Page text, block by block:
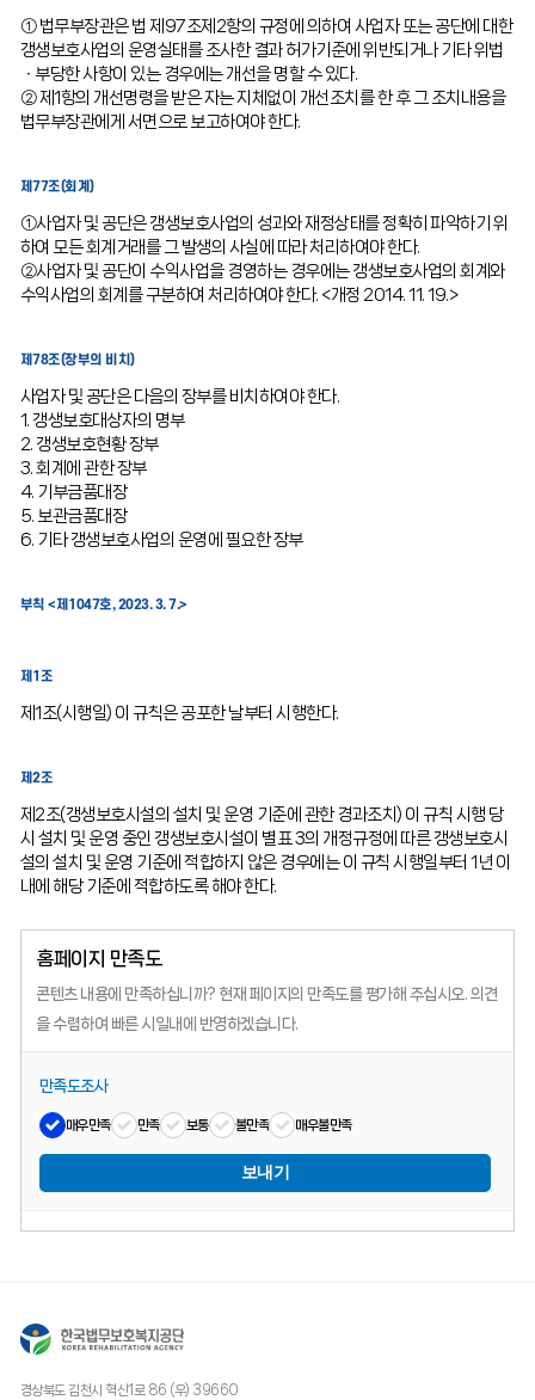
① 법무부장관은 법 제97조제2항의 규정에 의하여 사업자 또는 공단에 대한
갱생보호사업의 운영실태를 조사한 결과 허가기준에 위반되거나 기타 위법
ㆍ부당한 사항이 있는 경우에는 개선을 명할 수 있다.
② 제1항의 개선명령을 받은 자는 지체없이 개선조치를 한 후 그 조치내용을
법무부장관에게 서면으로 보고하여야 한다.
제77조(회계)
①사업자 및 공단은 갱생보호사업의 성과와 재정상태를 정확히 파악하기 위
하여 모든 회계거래를 그 발생의 사실에 따라 처리하여야 한다.
②사업자 및 공단이 수익사업을 경영하는 경우에는 갱생보호사업의 회계와
수익사업의 회계를 구분하여 처리하여야 한다. <개정 2014. 11. 19.>
제78조(장부의 비치)
사업자 및 공단은 다음의 장부를 비치하여야 한다.
1. 갱생보호대상자의 명부
2. 갱생보호현황 장부
3. 회계에 관한 장부
4. 기부금품대장
5. 보관금품대장
6. 기타 갱생보호사업의 운영에 필요한 장부
부칙 <제1047호, 2023. 3. 7.>
제1조
제1조(시행일) 이 규칙은 공포한 날부터 시행한다.
제2조
제2조(갱생보호시설의 설치 및 운영 기준에 관한 경과조치) 이 규칙 시행 당
시 설치 및 운영 중인 갱생보호시설이 별표 3의 개정규정에 따른 갱생보호시
설의 설치 및 운영 기준에 적합하지 않은 경우에는 이 규칙 시행일부터 1년 이
내에 해당 기준에 적합하도록 해야 한다.
홈페이지 만족도
콘텐츠 내용에 만족하십니까? 현재 페이지의 만족도를 평가해 주십시오. 의견
을 수렴하여 빠른 시일내에 반영하겠습니다.
만족도조사
매우만족 만족 보통 불만족 매우불만족
보내기
경상북도 김천시 혁신1로 86 (우) 39660